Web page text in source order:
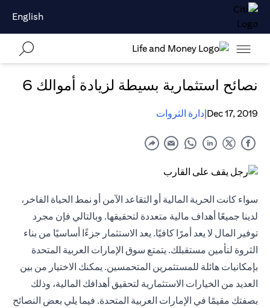
English
نصائح استثمارية بسيطة لزيادة أموالك 6
Dec 17, 2019إدارة الثروات
سواء كانت الحرية المالية أو التقاعد الآمن أو نمط الحياة الفاخر،
لدينا جميعًا أهداف مالية متعددة لتحقيقها. وبالتالي فإن مجرد
توفير المال لا يعد أمرًا كافيًا. يعد الاستثمار جزءًا أساسيًا من بناء
الثروة لتأمين مستقبلك. يتمتع سوق الإمارات العربية المتحدة
بإمكانيات هائلة للمستثمرين المتحمسين. يمكنك الاختيار من بين
العديد من الخيارات الاستثمارية لتحقيق أهدافك المالية، وذلك
بصفتك مقيمًا في الإمارات العربية المتحدة. فيما يلي بعض النصائح